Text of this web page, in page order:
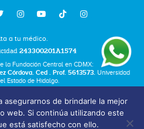
a tu médico.
243300201A1574
la Fundación Central en CDMX:
Córdova. Ced . Prof. 5613573. Universidad
Estado de Hidalgo.
y Condiciones
de Trabajo
asegurarnos de brindarle la mejor
web. Si continúa utilizando este
está satisfecho con ello.